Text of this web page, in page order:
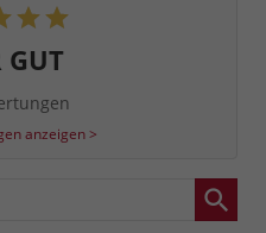
GUT
anzeigen >